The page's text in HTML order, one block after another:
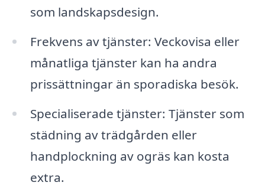
som landskapsdesign.
Frekvens av tjänster: Veckovisa eller
månatliga tjänster kan ha andra
prissättningar än sporadiska besök.
Specialiserade tjänster: Tjänster som
städning av trädgården eller
handplockning av ogräs kan kosta
extra.